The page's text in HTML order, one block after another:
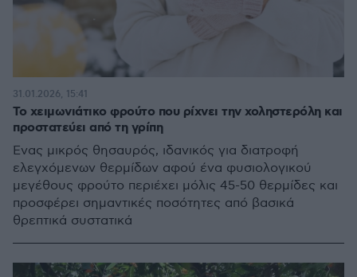
Το χειμωνιάτικο φρούτο που ρίχνει την χοληστερόλη και
προστατεύει από τη γρίπη
Ένας μικρός θησαυρός, ιδανικός για διατροφή
ελεγχόμενων θερμίδων αφού ένα φυσιολογικού
μεγέθους φρούτο περιέχει μόλις 45-50 θερμίδες και
προσφέρει σημαντικές ποσότητες από βασικά
θρεπτικά συστατικά
31.01.2026, 15:41